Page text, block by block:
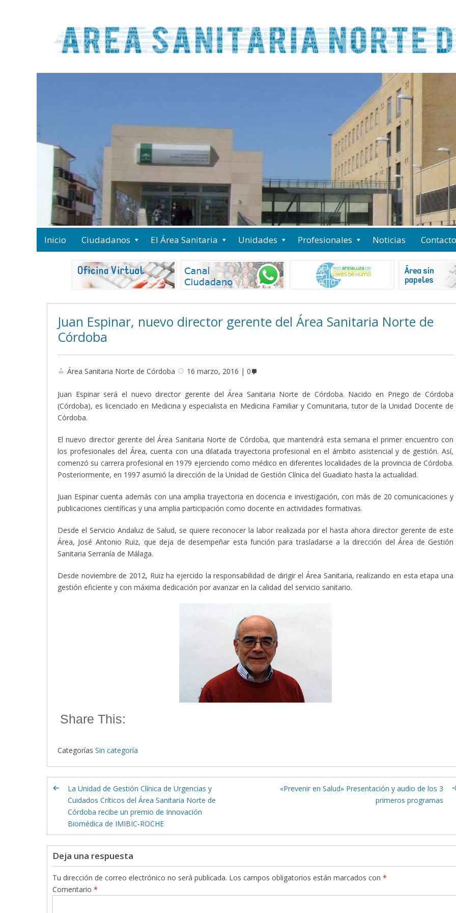
Inicio Ciudadanos El Área Sanitaria Unidades Profesionales Noticias Contacto
Juan Espinar, nuevo director gerente del Área Sanitaria Norte de
Córdoba
Área Sanitaria Norte de Córdoba 16 marzo, 2016 0
Juan Espinar será el nuevo director gerente del Área Sanitaria Norte de Córdoba. Nacido en Priego de Córdoba
(Córdoba), es licenciado en Medicina y especialista en Medicina Familiar y Comunitaria, tutor de la Unidad Docente de
Córdoba.
El nuevo director gerente del Área Sanitaria Norte de Córdoba, que mantendrá esta semana el primer encuentro con
los profesionales del Área, cuenta con una dilatada trayectoria profesional en el ámbito asistencial y de gestión. Así,
comenzó su carrera profesional en 1979 ejerciendo como médico en diferentes localidades de la provincia de Córdoba.
Posteriormente, en 1997 asumió la dirección de la Unidad de Gestión Clínica del Guadiato hasta la actualidad.
Juan Espinar cuenta además con una amplia trayectoria en docencia e investigación, con más de 20 comunicaciones y
publicaciones científicas y una amplia participación como docente en actividades formativas.
Desde el Servicio Andaluz de Salud, se quiere reconocer la labor realizada por el hasta ahora director gerente de este
Área, José Antonio Ruiz, que deja de desempeñar esta función para trasladarse a la dirección del Área de Gestión
Sanitaria Serranía de Málaga.
Desde noviembre de 2012, Ruiz ha ejercido la responsabilidad de dirigir el Área Sanitaria, realizando en esta etapa una
gestión eficiente y con máxima dedicación por avanzar en la calidad del servicio sanitario.
Share This:
Categorías Sin categoría
La Unidad de Gestión Clínica de Urgencias y
Cuidados Críticos del Área Sanitaria Norte de
Córdoba recibe un premio de Innovación
Biomédica de IMIBIC-ROCHE
«Prevenir en Salud» Presentación y audio de los 3
primeros programas
Deja una respuesta
Tu dirección de correo electrónico no será publicada. Los campos obligatorios están marcados con *
Comentario *